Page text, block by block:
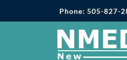
Phone: 505-827-